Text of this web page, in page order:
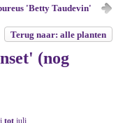
'Betty Taudevin'
Terug naar: alle planten
(nog
tot juli